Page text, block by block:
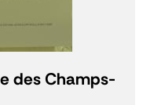
des Champs-